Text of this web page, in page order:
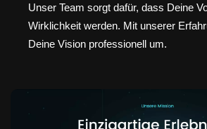
Unser Team sorgt dafür, dass Deine
Wirklichkeit werden. Mit unserer
Deine Vision professionell um.